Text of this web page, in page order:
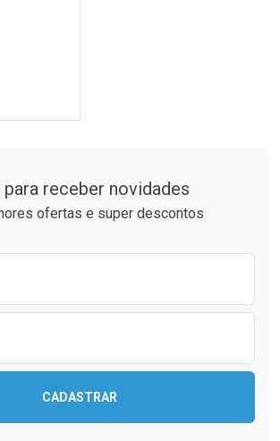
receber novidades
ofertas e super descontos
CADASTRAR